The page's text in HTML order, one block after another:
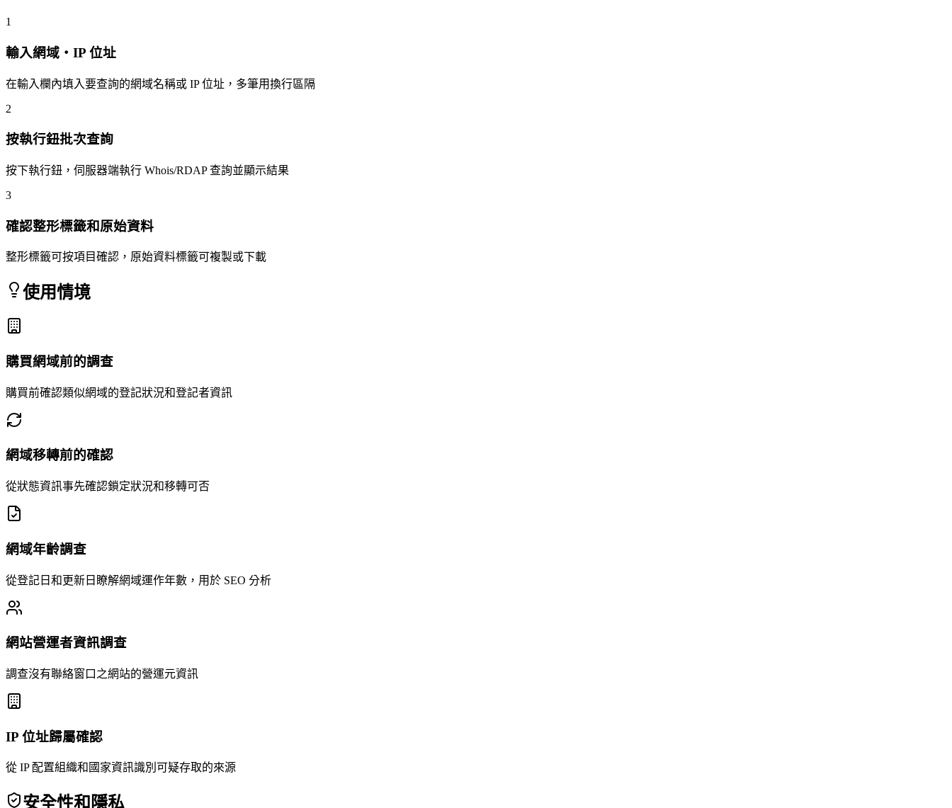
1
輸入網域・IP 位址
在輸入欄內填入要查詢的網域名稱或 IP 位址，多筆用換行區隔
2
按執行鈕批次查詢
按下執行鈕，伺服器端執行 Whois/RDAP 查詢並顯示結果
3
確認整形標籤和原始資料
整形標籤可按項目確認，原始資料標籤可複製或下載
使用情境
購買網域前的調查
購買前確認類似網域的登記狀況和登記者資訊
網域移轉前的確認
從狀態資訊事先確認鎖定狀況和移轉可否
網域年齡調查
從登記日和更新日瞭解網域運作年數，用於 SEO 分析
網站營運者資訊調查
調查沒有聯絡窗口之網站的營運元資訊
IP 位址歸屬確認
從 IP 配置組織和國家資訊識別可疑存取的來源
安全性和隱私